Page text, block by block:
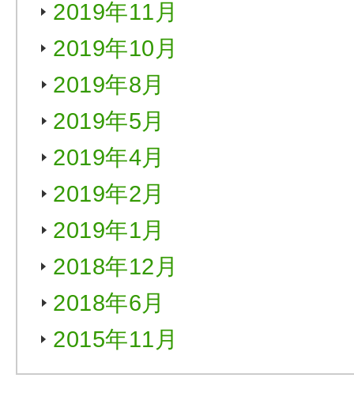
2019年11月
2019年10月
2019年8月
2019年5月
2019年4月
2019年2月
2019年1月
2018年12月
2018年6月
2015年11月